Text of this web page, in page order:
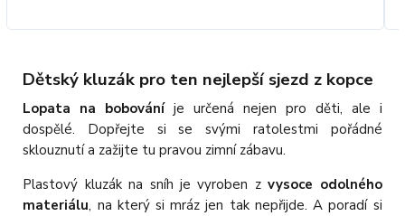
Dětský kluzák pro ten nejlepší sjezd z kopce
Lopata na bobováníje určená nejen pro děti, ale i
dospělé. Dopřejte si se svými ratolestmi pořádné
sklouznutí a zažijte tu pravou zimní zábavu.
Plastový kluzák na sníh je vyroben zvysoce odolného
materiálu, na který si mráz jen tak nepřijde. A poradí si